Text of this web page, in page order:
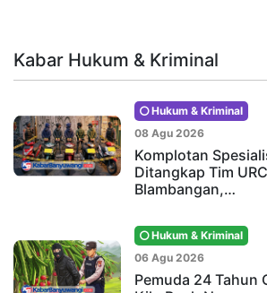
Kabar Hukum & Kriminal
Hukum & Kriminal
08 Agu 2026
Komplotan
Ditangkap Tim
Blambangan,…
Hukum & Kriminal
06 Agu 2026
Pemuda 24 Tahun